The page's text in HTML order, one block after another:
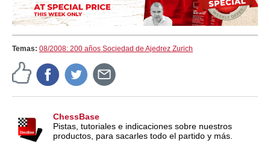
Temas: 08/2008: 200 años Sociedad de Ajedrez Zurich
ChessBase
Pistas, tutoriales e indicaciones sobre nuestros
productos, para sacarles todo el partido y más.